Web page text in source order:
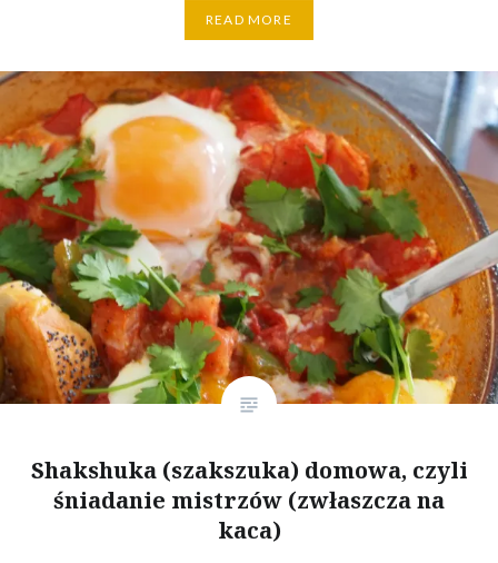
READ MORE
Shakshuka (szakszuka) domowa, czyli
śniadanie mistrzów (zwłaszcza na
kaca)